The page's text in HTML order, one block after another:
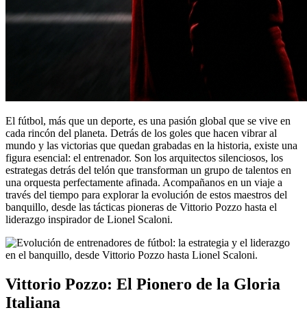
El fútbol, más que un deporte, es una pasión global que se vive en
cada rincón del planeta. Detrás de los goles que hacen vibrar al
mundo y las victorias que quedan grabadas en la historia, existe una
figura esencial: el entrenador. Son los arquitectos silenciosos, los
estrategas detrás del telón que transforman un grupo de talentos en
una orquesta perfectamente afinada. Acompañanos en un viaje a
través del tiempo para explorar la evolución de estos maestros del
banquillo, desde las tácticas pioneras de Vittorio Pozzo hasta el
liderazgo inspirador de Lionel Scaloni.
Vittorio Pozzo: El Pionero de la Gloria
Italiana